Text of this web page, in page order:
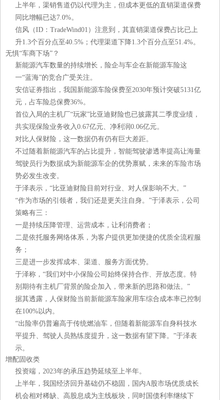
上半年，渠销售道仍以代理为主，但成本更低的直销渠道保费
同比增幅已达7.0%。
信风（ID：TradeWind01）注意到，其直销渠道保费占比已上
升1.3个百分点至40.5%；代理渠道下降1.3个百分点至51.4%。
无惧“车商下场”？
新能源汽车数量的持续增长，险企与车企在新能源车险这
一“蓝海”的竞合广受关注。
安信证券指出，我国新能源车险保费至2030年预计突破5131亿
元，占车险总保费36%。
首位入局的主机厂“玩家”比亚迪财险也已披露其二季度业绩，
共实现保险业务收入0.67亿元、净利润0.06亿元。
对比人保财险，这一数据仍有仍有巨大差距。
不过随着新能源汽车的占比提升，智能驾驶渗透率提高让海量
驾驶员行为数据成为新能源车企的优势禀赋，未来的车险市场
势必发生改变。
于泽表示，“比亚迪财险目前对行业、对人保影响不大。”
“作为市场的引领者，我们还是更关注自身。”于泽表示，公司
策略有三：
一是持续压降管理、运营成本，让利消费者；
二是依托服务网络体系，为客户提供更加便捷的优质全流程服
务；
三是进一步发挥成本、渠道、服务方面优势。
于泽称，“我们对中小保险公司始终保持合作、开放态度。特
别期待有主机厂背景的险企加入，带来新的思路和做法。”
据其透露，人保财险当前新能源车险家用车综合成本率已控制
在100%以内。
“出险率仍普遍高于传统燃油车，但随着新能源车自身科技水
平提升、驾驶人员熟练度提升，这一数据有望下降。”于泽表
示。
增配固收类
投资端，2023年的承压趋势延续至上半年。
上半年，我国经济回升基础仍不稳固，国内A股市场优质成长
机会相对稀缺、高股息成为主线板块，同时国债利率继续下